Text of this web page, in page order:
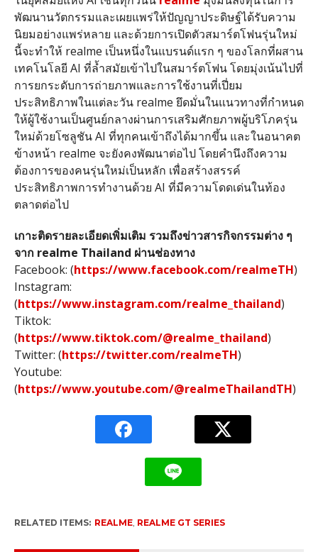
พัฒนานวัตกรรมและเผยแพร่ให้ปัญญาประดิษฐ์ได้รับความ
นิยมอย่างแพร่หลาย และด้วยการเปิดตัวสมาร์ตโฟนรุ่นใหม่
นี้จะทำให้ realme เป็นหนึ่งในแบรนด์แรก ๆ ของโลกที่ผสาน
เทคโนโลยี AI ที่ล้ำสมัยเข้าไปในสมาร์ตโฟน โดยมุ่งเน้นไปที่
การยกระดับการถ่ายภาพและการใช้งานที่เปี่ยม
ประสิทธิภาพในแต่ละวัน realme ยึดมั่นในแนวทางที่กำหนด
ให้ผู้ใช้งานเป็นศูนย์กลางผ่านการเสริมศักยภาพผู้บริโภครุ่น
ใหม่ด้วยโซลูชัน AI ที่ทุกคนเข้าถึงได้มากขึ้น และในอนาคต
ข้างหน้า realme จะยังคงพัฒนาต่อไป โดยคำนึงถึงความ
ต้องการของคนรุ่นใหม่เป็นหลัก เพื่อสร้างสรรค์
ประสิทธิภาพการทำงานด้วย AI ที่มีความโดดเด่นในท้อง
ตลาดต่อไป
เกาะติดรายละเอียดเพิ่มเติม รวมถึงข่าวสารกิจกรรมต่าง ๆ
จาก realme Thailand ผ่านช่องทาง
Facebook: (https://www.facebook.com/realmeTH)
Instagram:
(https://www.instagram.com/realme_thailand)
Tiktok:
(https://www.tiktok.com/@realme_thailand)
Twitter: (https://twitter.com/realmeTH)
Youtube:
(https://www.youtube.com/@realmeThailandTH)
RELATED ITEMS: REALME, REALME GT SERIES